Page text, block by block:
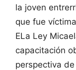
la joven
que fue
ELa Ley
capacitación
perspectiva